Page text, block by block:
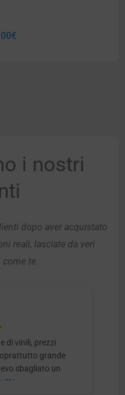
€
i nostri
dopo aver acquistato
reali, lasciate da veri
te.
di vinili, prezzi
grande
sbagliato un